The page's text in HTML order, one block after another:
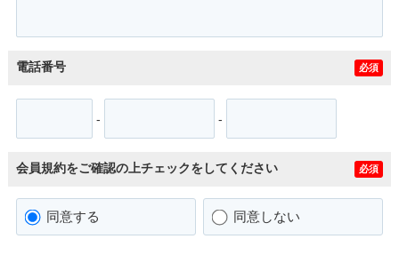
電話番号 必須
- -
会員規約をご確認の上チェックをしてください 必須
同意する 同意しない